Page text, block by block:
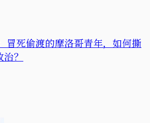
冒死偷渡的摩洛哥青年，如何撕
？